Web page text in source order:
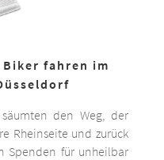
Biker fahren im
den Weg, der
Rheinseite und zurück
Spenden für unheilbar